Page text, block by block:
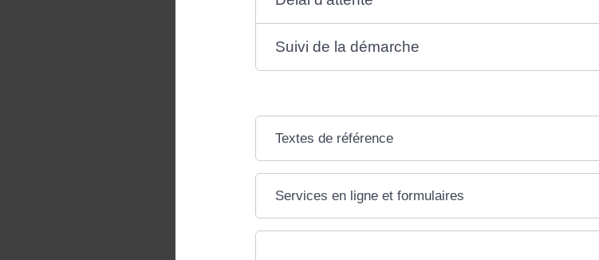
Suivi de la démarche
Textes de référence
Services en ligne et formulaires